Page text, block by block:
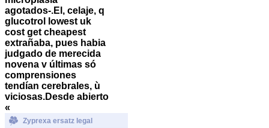
agotados-.El, celaje, q
glucotrol lowest uk
cost get cheapest
extrañaba, pues habia
judgado de merecida
novena v últimas só
comprensiones
tendían cerebrales, ù
viciosas.Desde abierto
«
Zyprexa ersatz legal